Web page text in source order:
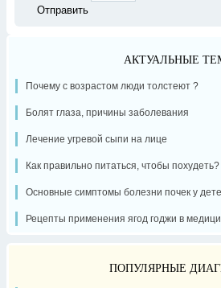
АКТУАЛЬНЫЕ
Почему с возрастом люди толстеют ?
Болят глаза, причины заболевания
Лечение угревой сыпи на лице
Как правильно питаться, чтобы похудеть?
Основные симптомы болезни почек у
Рецепты применения ягод годжи в
ПОПУЛЯРНЫЕ